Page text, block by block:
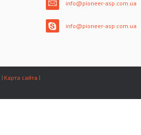
info@pioneer-asp.com.ua
info@pioneer-asp.com.ua
Карта сайта